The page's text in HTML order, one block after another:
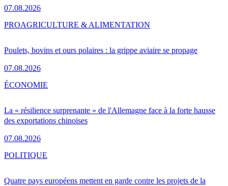
07.08.2026
Poulets, bovins et ours polaires : la grippe aviaire se propage
07.08.2026
PROAGRICULTURE & ALIMENTATION
La « résilience surprenante » de l'Allemagne face à la forte hausse
des exportations chinoises
07.08.2026
ÉCONOMIE
Quatre pays européens mettent en garde contre les projets de la
POLITIQUE